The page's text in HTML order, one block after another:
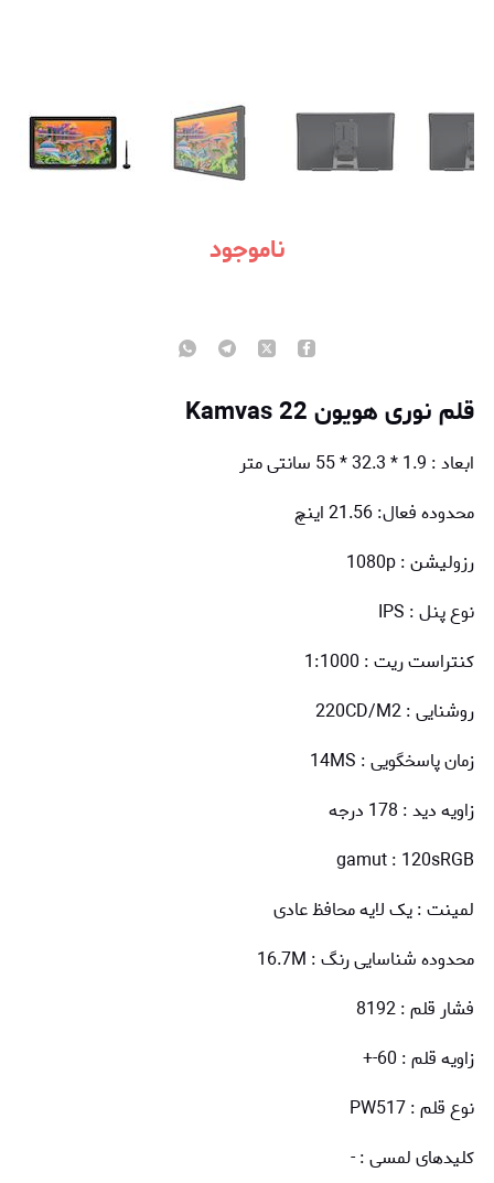
ناموجود
قلم نوری هویونKamvas 22
ابعاد : 1.9 * 32.3 * 55 سانتی متر
محدوده فعال: 21.56 اینچ
رزولیشن : 1080p
نوع پنل : IPS
کنتراست ریت : 1:1000
روشنایی : 220CD/M2
زمان پاسخگویی : 14MS
زاویه دید : 178 درجه
gamut : 120sRGB
لمینت : یک لایه محافظ عادی
محدوده شناسایی رنگ : 16.7M
فشار قلم : 8192
زاویه قلم : 60-+
نوع قلم : PW517
کلیدهای لمسی : -